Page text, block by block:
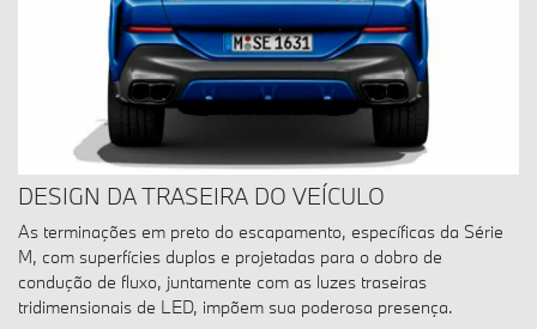
DESIGN DA TRASEIRA DO VEÍCULO
As terminações em preto do escapamento, específicas da Série
M, com superfícies duplos e projetadas para o dobro de
condução de fluxo, juntamente com as luzes traseiras
tridimensionais de LED, impõem sua poderosa presença.